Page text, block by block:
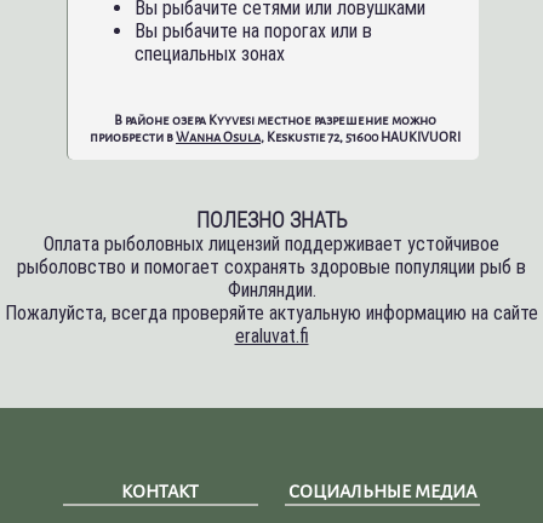
Вы рыбачите сетями или ловушками
Вы рыбачите на порогах или в
специальных зонах
В районе озера Kyyvesi местное разрешение можно
приобрести вWanha Osula, Keskustie 72, 51600 HAUKIVUORI
ПОЛЕЗНО ЗНАТЬ
Оплата рыболовных лицензий поддерживает устойчивое
рыболовство и помогает сохранять здоровые популяции рыб в
Финляндии.
Пожалуйста, всегда проверяйте актуальную информацию на сайте
eraluvat.fi
КОНТАКТ СОЦИАЛЬНЫЕ МЕДИА